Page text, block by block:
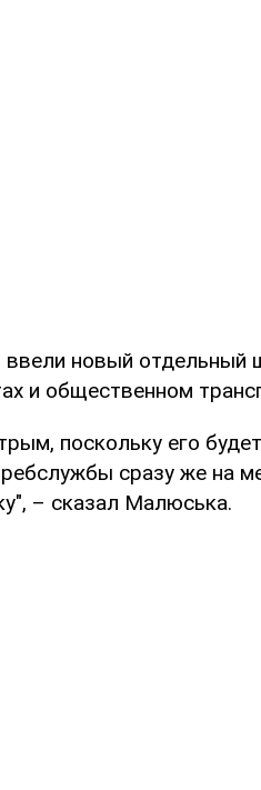
новый отдельный
и общественном
поскольку его
сразу же на
– сказал Малюська.